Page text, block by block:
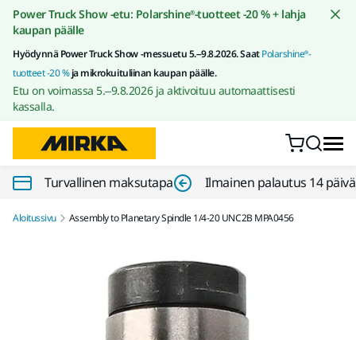
Siirry sisältöön
Power Truck Show -etu: Polarshine®-tuotteet -20 % + lahja
kaupan päälle
Hyödynnä Power Truck Show -messuetu 5.–9.8.2026. SaatPolarshine®-
tuotteet -20 %ja mikrokuituliinan kaupan päälle.
Etu on voimassa 5.–9.8.2026 ja aktivoituu automaattisesti
kassalla.
Turvallinen maksutapa Ilmainen palautus 14
Aloitussivu Assembly to Planetary Spindle 1/4-20 UNC2B MPA0456